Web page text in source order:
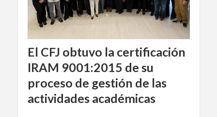
El CFJ obtuvo la certificación
IRAM 9001:2015 de su
proceso de gestión de las
actividades académicas